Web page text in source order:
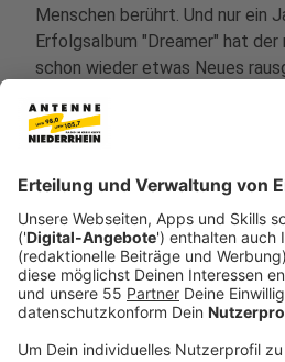
Menschen berührt. Und nur ein
Erfolgsalbum "Dreamer" hat
schon wieder etwas Neues
Anzeige
Höhen und Tiefen
Anzeige
Ein Album, dass, wie der Titel
und Tiefen steckt. Eben genau